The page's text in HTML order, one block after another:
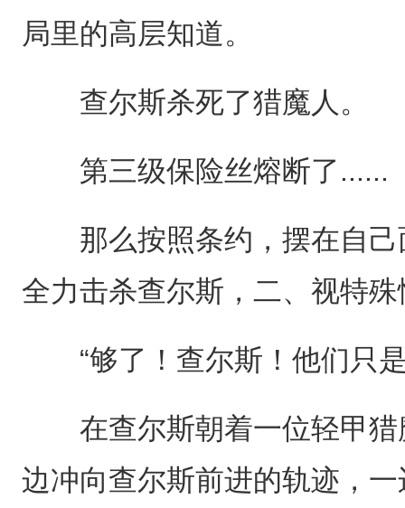
局里的高层知道。
查尔斯杀死了猎魔人。
第三级保险丝熔断了......
那么按照条约，摆在自己
全力击杀查尔斯，二、视特
“够了！查尔斯！他们只是
在查尔斯朝着一位轻甲猎
边冲向查尔斯前进的轨迹，